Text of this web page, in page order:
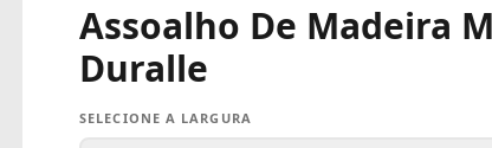
Assoalho De Madeira
Duralle
SELECIONE A LARGURA